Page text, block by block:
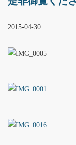
施 設
アクセス
ENGLISH
2015-04-30